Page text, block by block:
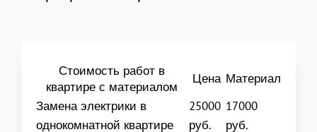
Стоимость работ в
квартире с материалом
Цена Материал
Замена электрики в
однокомнатной квартире
25000
руб.
17000
руб.